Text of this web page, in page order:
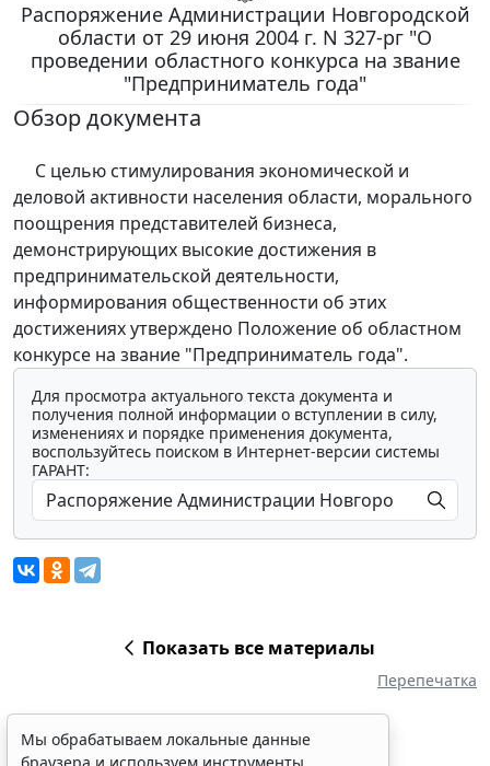
Распоряжение Администрации Новгородской
области от 29 июня 2004 г. N 327-рг "О
проведении областного конкурса на звание
"Предприниматель года"
Обзор документа
С целью стимулирования экономической и
деловой активности населения области, морального
поощрения представителей бизнеса,
демонстрирующих высокие достижения в
предпринимательской деятельности,
информирования общественности об этих
достижениях утверждено Положение об областном
конкурсе на звание "Предприниматель года".
Для просмотра актуального текста документа и
получения полной информации о вступлении в силу,
изменениях и порядке применения документа,
воспользуйтесь поиском в Интернет-версии системы
ГАРАНТ:
Показать все материалы
Перепечатка
Мы обрабатываем локальные данные